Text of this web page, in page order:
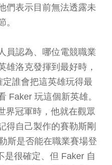
們表示目前無法透露未
。
員認為、哪位電競職業
雄洛克發揮到最好時，
誰會把這英雄玩得最
Faker 玩這個新英雄。
界冠軍時，他就在觀眾
得自己製作的賽勒斯剛
斯是否能在職業賽場登
是很確定、但 Faker 自